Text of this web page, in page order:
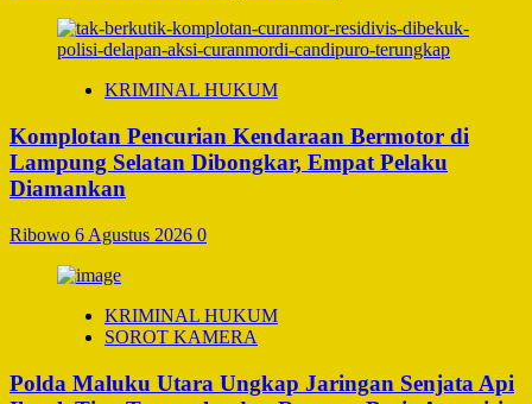
KRIMINAL HUKUM
Komplotan Pencurian Kendaraan Bermotor di
Lampung Selatan Dibongkar, Empat Pelaku
Diamankan
Ribowo 6 Agustus 2026 0
KRIMINAL HUKUM
SOROT KAMERA
Polda Maluku Utara Ungkap Jaringan Senjata Api